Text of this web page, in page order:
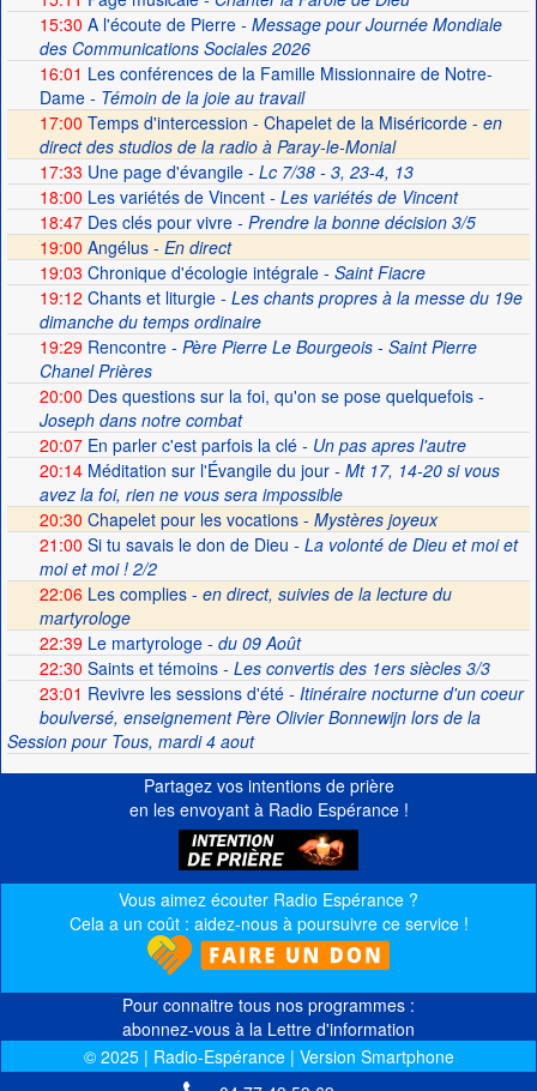
15:30 A l'écoute de Pierre- Message pour Journée Mondiale
des Communications Sociales 2026
16:01 Les conférences de la Famille Missionnaire de Notre-
Dame- Témoin de la joie au travail
17:00 Temps d'intercession - Chapelet de la Miséricorde - en
direct des studios de la radio à Paray-le-Monial
17:33 Une page d'évangile- Lc 7/38 - 3, 23-4, 13
18:00 Les variétés de Vincent- Les variétés de Vincent
18:47Des clés pour vivre- Prendre la bonne décision 3/5
19:00 Angélus - En direct
19:03 Chronique d'écologie intégrale- Saint Fiacre
19:12 Chants et liturgie- Les chants propres à la messe du 19e
dimanche du temps ordinaire
19:29Rencontre- Père Pierre Le Bourgeois - Saint Pierre
Chanel Prières
20:00 Des questions sur la foi, qu'on se pose quelquefois-
Joseph dans notre combat
20:07En parler c'est parfois la clé- Un pas apres l'autre
20:14Méditation sur l'Évangile du jour- Mt 17, 14-20 si vous
avez la foi, rien ne vous sera impossible
20:30 Chapelet pour les vocations - Mystères joyeux
21:00 Si tu savais le don de Dieu - La volonté de Dieu et moi et
moi et moi ! 2/2
22:06 Les complies - en direct, suivies de la lecture du
martyrologe
22:39Le martyrologe- du 09 Août
22:30 Saints et témoins- Les convertis des 1ers siècles 3/3
23:01 Revivre les sessions d'été- Itinéraire nocturne d'un coeur
boulversé, enseignement Père Olivier Bonnewijn lors de la
Session pour Tous, mardi 4 aout
Partagez vos intentions de prière
en les envoyant à Radio Espérance !
Vous aimez écouter Radio Espérance ?
Cela a un coût : aidez-nous à poursuivre ce service !
Pour connaitre tous nos programmes :
abonnez-vous à la Lettre d'information
© 2025 | Radio-Espérance | Version Smartphone